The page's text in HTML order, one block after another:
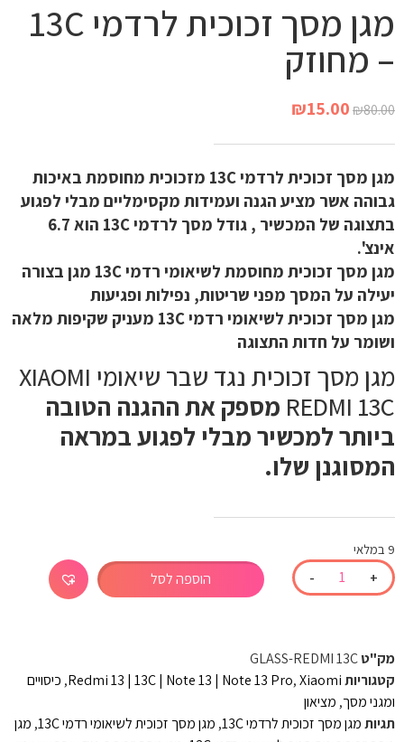
מגן מסך זכוכית לרדמי 13C
– מחוזק
₪80.00
₪15.00
מגן מסך זכוכית לרדמי 13C מזכוכית מחוסמת באיכות
גבוהה אשר מציע הגנה ועמידות מקסימליים מבלי לפגוע
בתצוגה של המכשיר , גודל מסך לרדמי 13C הוא 6.7
אינצ'.
מגן מסך זכוכית מחוסמת לשיאומי רדמי 13C מגן בצורה
יעילה על המסך מפני שריטות, נפילות ופגיעות
מגן מסך זכוכית לשיאומי רדמי 13C מעניק שקיפות מלאה
ושומר על חדות התצוגה
מגן מסך זכוכית נגד שבר שיאומי XIAOMI
REDMI 13C מספק את ההגנה הטובה
ביותר למכשיר מבלי לפגוע במראה
המסוגנן שלו.
9 במלאי
+
- הוספה לסל
מק"טGLASS-REDMI 13C
קטגוריות
Redmi 13 | 13C | Note 13 | Note 13 Pro,Xiaomi
, כיסויים
ומגני מסך, מציאון
תגיותמגן מסך זכוכית לרדמי 13C , מגן מסך זכוכית לשיאומי רדמי 13C , מגן